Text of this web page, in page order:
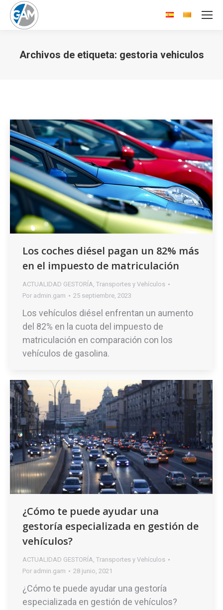
Archivos de etiqueta: gestoria vehiculos
Los coches diésel pagan un 82% más
en el impuesto de matriculación
ACTUALIDAD GESTORÍA, Transportes y Vehículos
Por admin.gam 25 septiembre, 2023
Los vehículos diésel enfrentan un aumento
del 82% en la cuota del impuesto de
matriculación en comparación con los
vehículos de gasolina.
¿Cómo te puede ayudar una
gestoría especializada en gestión de
vehículos?
ACTUALIDAD GESTORÍA, Transportes y Vehículos
Por admin.gam 28 junio, 2021
¿Cómo te puede ayudar una gestoría
especializada en gestión de vehículos?